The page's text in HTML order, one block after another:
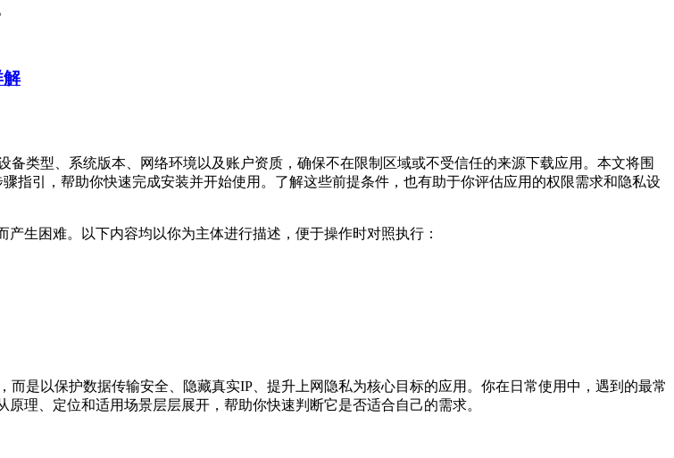
解
备类型、系统版本、网络环境以及账户资质，确保不在限制区域或不受信任的来源下载应用。本文将围
指引，帮助你快速完成安装并开始使用。了解这些前提条件，也有助于你评估应用的权限需求和隐私设
生困难。以下内容均以你为主体进行描述，便于操作时对照执行：
而是以保护数据传输安全、隐藏真实IP、提升上网隐私为核心目标的应用。你在日常使用中，遇到的最常
理、定位和适用场景层层展开，帮助你快速判断它是否适合自己的需求。